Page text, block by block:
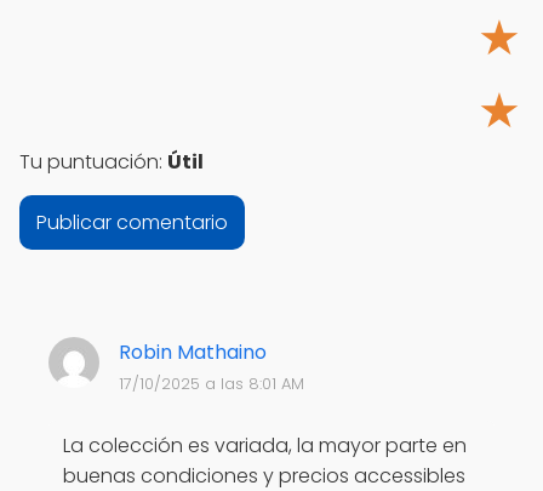
Robin Mathaino
17/10/2025 a las 8:01 AM
La colección es variada, la mayor parte en
buenas condiciones y precios accessibles
★
★
Tu puntuación: Útil